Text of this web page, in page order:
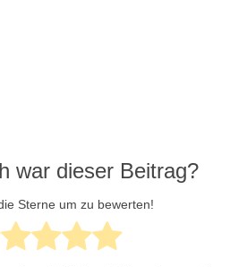
war dieser Beitrag?
Sterne um zu bewerten!